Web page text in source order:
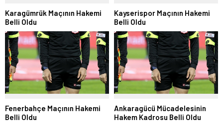
Karagümrük Maçının Hakemi
Belli Oldu
Kayserispor Maçının Hakemi
Belli Oldu
Fenerbahçe Maçının Hakemi
Belli Oldu
Ankaragücü Mücadelesinin
Hakem Kadrosu Belli Oldu